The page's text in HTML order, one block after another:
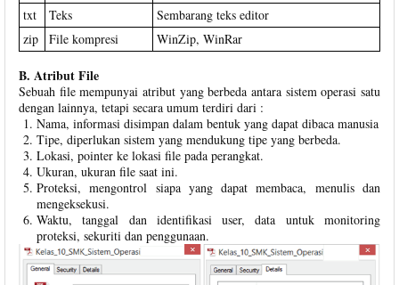
txt
Teks
Sembarang teks editor
zip
File kompresi WinZip, WinRar
B. Atribut File
Sebuah file mempunyai atribut yang berbeda antara sistem operasi satu
dengan lainnya, tetapi secara umum terdiri dari :
Nama, informasi disimpan dalam bentuk yang dapat dibaca manusia
Tipe, diperlukan sistem yang mendukung tipe yang berbeda.
Lokasi, pointer ke lokasi file pada perangkat.
Ukuran, ukuran file saat ini.
Proteksi, mengontrol siapa yang dapat membaca, menulis dan
mengeksekusi.
Waktu, tanggal dan identifikasi user, data untuk monitoring
proteksi, sekuriti dan penggunaan.